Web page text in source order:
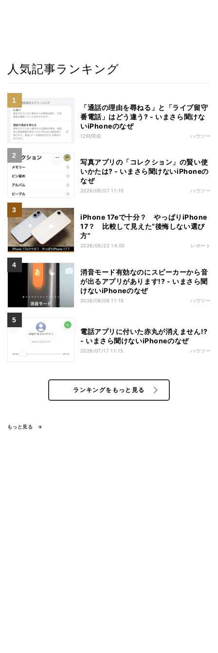
人気記事ランキング
「通話の理由を尋ねる」と「ライブ留守
番電話」はどう違う? - いまさら聞けな
いiPhoneのなぜ
12時間前 ハウツー
写真アプリの「コレクション」の賢い使
いかたは? - いまさら聞けないiPhoneの
なぜ
2026/08/07 11:15 ハウツー
iPhone 17eで十分？ やっぱりiPhone
17？ 比較して見えた“後悔しない選び
方”
2026/05/22 14:00 レポート
消音モード有効なのにスピーカーから音
が出るアプリがあります!? - いまさら聞
けないiPhoneのなぜ
2026/08/06 11:15 ハウツー
電話アプリに付いた赤丸が消えません!?
- いまさら聞けないiPhoneのなぜ
2026/07/17 11:15 ハウツー
ランキングをもっと見る
もっと見る